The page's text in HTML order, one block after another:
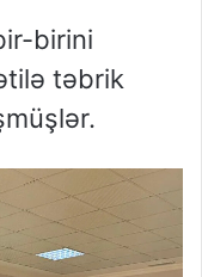
birini
təbrik